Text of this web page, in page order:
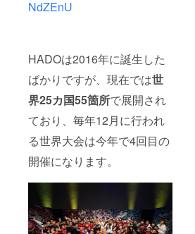
NdZEnU
HADOは2016年に誕生した
ばかりですが、現在では世
界25カ国55箇所で展開され
ており、毎年12月に行われ
る世界大会は今年で4回目の
開催になります。